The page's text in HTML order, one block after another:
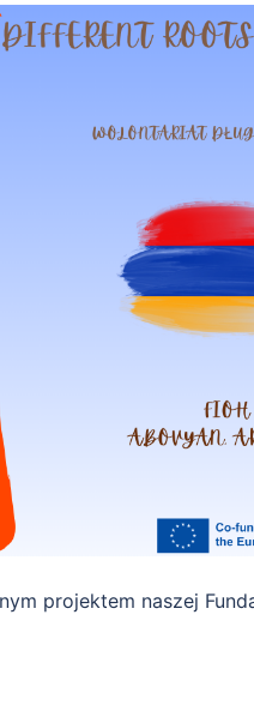
projektem naszej